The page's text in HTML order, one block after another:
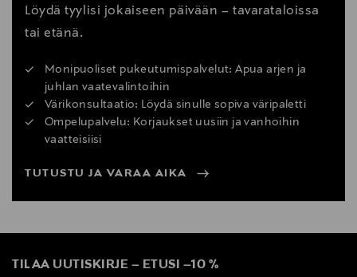
Löydä tyylisi jokaiseen päivään – tavarataloissa
tai etänä.
Monipuoliset pukeutumispalvelut: Apua arjen ja
juhlan vaatevalintoihin
Värikonsultaatio: Löydä sinulle sopiva väripaletti
Ompelupalvelu: Korjaukset uusiin ja vanhoihin
vaatteisiisi
TUTUSTU JA VARAA AIKA
TILAA UUTISKIRJE – ETUSI –10 %